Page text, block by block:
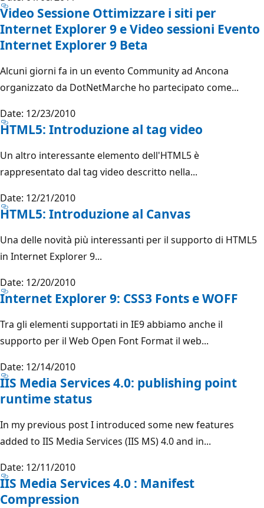
Video Sessione Ottimizzare i siti per
Internet Explorer 9 e Video sessioni Evento
Internet Explorer 9 Beta
Alcuni giorni fa in un evento Community ad Ancona
organizzato da DotNetMarche ho partecipato come...
Date: 12/23/2010
HTML5: Introduzione al tag video
Un altro interessante elemento dell'HTML5 è
rappresentato dal tag video descritto nella...
Date: 12/21/2010
HTML5: Introduzione al Canvas
Una delle novità più interessanti per il supporto di HTML5
in Internet Explorer 9...
Date: 12/20/2010
Internet Explorer 9: CSS3 Fonts e WOFF
Tra gli elementi supportati in IE9 abbiamo anche il
supporto per il Web Open Font Format il web...
Date: 12/14/2010
IIS Media Services 4.0: publishing point
runtime status
In my previous post I introduced some new features
added to IIS Media Services (IIS MS) 4.0 and in...
Date: 12/11/2010
IIS Media Services 4.0 : Manifest
Compression